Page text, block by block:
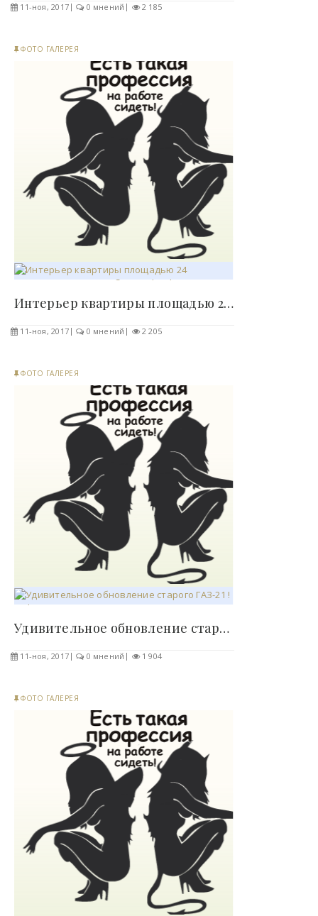
11-ноя, 2017 0 мнений 2 185
ФОТО ГАЛЕРЕЯ
Интерьер квартиры площадью 24 квадратных метра в..
11-ноя, 2017 0 мнений 2 205
ФОТО ГАЛЕРЕЯ
Удивительное обновление старого ГАЗ-21 ! - «Фото»..
11-ноя, 2017 0 мнений 1 904
ФОТО ГАЛЕРЕЯ